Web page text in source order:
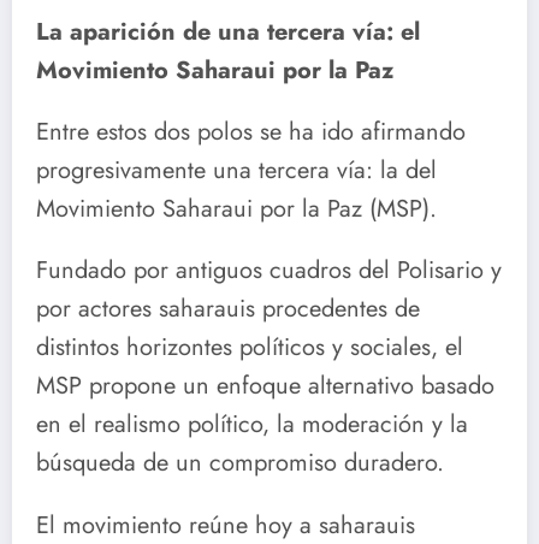
La aparición de una tercera vía: el
Movimiento Saharaui por la Paz
Entre estos dos polos se ha ido afirmando
progresivamente una tercera vía: la del
Movimiento Saharaui por la Paz (MSP).
Fundado por antiguos cuadros del Polisario y
por actores saharauis procedentes de
distintos horizontes políticos y sociales, el
MSP propone un enfoque alternativo basado
en el realismo político, la moderación y la
búsqueda de un compromiso duradero.
El movimiento reúne hoy a saharauis